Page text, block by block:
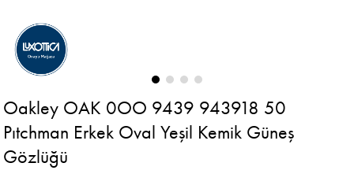
Oakley OAK 0OO 9439 943918 50
Pıtchman Erkek Oval Yeşil Kemik Güneş
Gözlüğü